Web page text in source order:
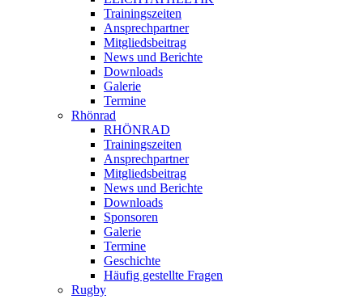
Trainingszeiten
Ansprechpartner
Mitgliedsbeitrag
News und Berichte
Downloads
Galerie
Termine
Rhönrad
RHÖNRAD
Trainingszeiten
Ansprechpartner
Mitgliedsbeitrag
News und Berichte
Downloads
Sponsoren
Galerie
Termine
Geschichte
Häufig gestellte Fragen
Rugby